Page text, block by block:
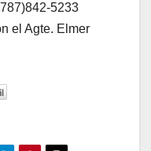
5233
el Agte. Elmer